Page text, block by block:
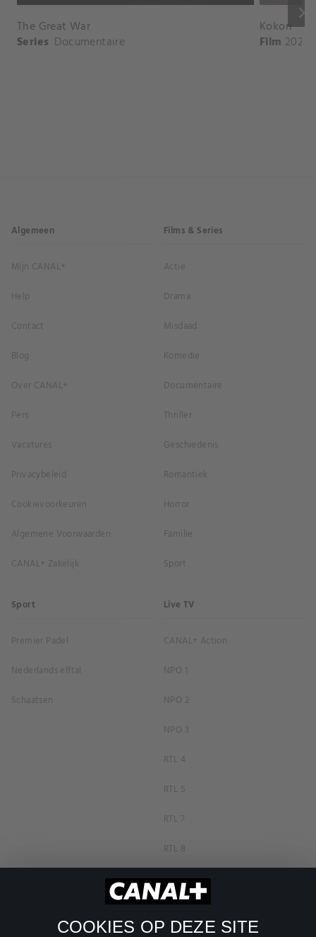
COOKIES OP DEZE SITE
keyboard_arrow_right
The Great War
Series Documentaire
Kokon
Film 2020
Algemeen
Mijn CANAL+
Help
Contact
Blog
Over CANAL+
Pers
Vacatures
Privacybeleid
Cookievoorkeuren
Algemene Voorwaarden
CANAL+ Zakelijk
Films & Series
Actie
Drama
Misdaad
Komedie
Documentaire
Thriller
Geschiedenis
Romantiek
Horror
Familie
Sport
Sport
Premier Padel
Nederlands elftal
Schaatsen
Live TV
CANAL+ Action
NPO 1
NPO 2
NPO 3
RTL 4
RTL 5
RTL 7
RTL 8
RTL Z
SBS6